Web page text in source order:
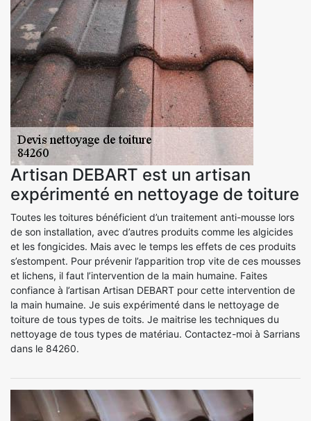
Artisan DEBART est un artisan
expérimenté en nettoyage de toiture
Toutes les toitures bénéficient d’un traitement anti-mousse lors
de son installation, avec d’autres produits comme les algicides
et les fongicides. Mais avec le temps les effets de ces produits
s’estompent. Pour prévenir l’apparition trop vite de ces mousses
et lichens, il faut l’intervention de la main humaine. Faites
confiance à l’artisan Artisan DEBART pour cette intervention de
la main humaine. Je suis expérimenté dans le nettoyage de
toiture de tous types de toits. Je maitrise les techniques du
nettoyage de tous types de matériau. Contactez-moi à Sarrians
dans le 84260.